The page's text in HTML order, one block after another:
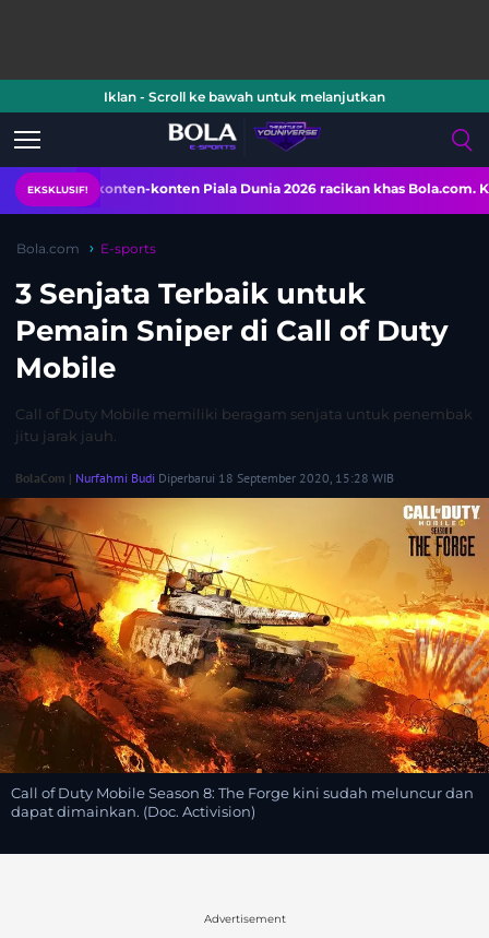
Iklan - Scroll ke bawah untuk melanjutkan
EKSKLUSIF!
konten-konten Piala Dunia 2026 racikan khas Bola.com. Klik di sini!
Bola.com E-sports
3 Senjata Terbaik untuk
Pemain Sniper di Call of Duty
Mobile
Call of Duty Mobile memiliki beragam senjata untuk penembak
jitu jarak jauh.
BolaCom | Nurfahmi Budi Diperbarui 18 September 2020, 15:28 WIB
Call of Duty Mobile Season 8: The Forge kini sudah meluncur dan
dapat dimainkan. (Doc. Activision)
Advertisement